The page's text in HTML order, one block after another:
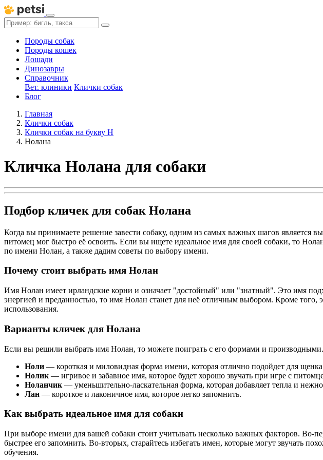
Породы собак
Породы кошек
Лошади
Динозавры
Справочник
Вет. клиники Клички собак
Блог
Главная
Клички собак
Клички собак на букву Н
Нолана
Кличка Нолана для собаки
Подбор кличек для собак Нолана
Когда вы принимаете решение завести собаку, одним из самых важных шагов
питомец мог быстро её освоить. Если вы ищете идеальное имя для своей собаки, то
по имени Нолан, а также дадим советы по выбору имени.
Почему стоит выбрать имя Нолан
Имя Нолан имеет ирландские корни и означает "достойный" или "знатный". Это имя
энергией и преданностью, то имя Нолан станет для неё отличным выбором. Кроме того,
использования.
Варианты кличек для Нолана
Если вы решили выбрать имя Нолан, то можете поиграть с его формами и
Ноли — короткая и миловидная форма имени, которая отлично подойдет для
Нолик — игривое и забавное имя, которое будет хорошо звучать при игре с
Ноланчик — уменьшительно-ласкательная форма, которая добавляет тепла и
Лан — короткое и лаконичное имя, которое легко запомнить.
Как выбрать идеальное имя для собаки
При выборе имени для вашей собаки стоит учитывать несколько важных факторов.
быстрее его запомнить. Во-вторых, старайтесь избегать имен, которые могут звучать
обучения.